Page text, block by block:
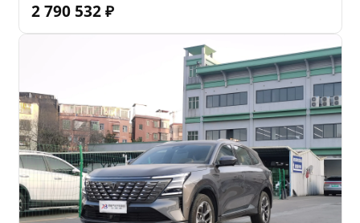
2 790 532 ₽